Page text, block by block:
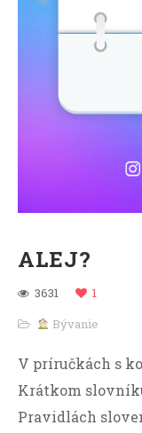
ALEJ?
3631
1
Bývanie
V príručkách s
Krátkom
Pravidlách